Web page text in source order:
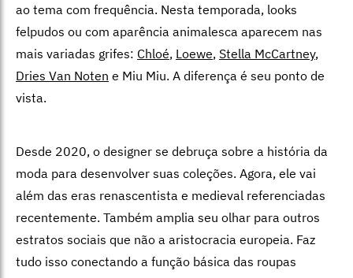
ao tema com frequência. Nesta temporada, looks
felpudos ou com aparência animalesca aparecem nas
mais variadas grifes: Chloé, Loewe, Stella McCartney,
Dries Van Noten e Miu Miu. A diferença é seu ponto de
vista.
Desde 2020, o designer se debruça sobre a história da
moda para desenvolver suas coleções. Agora, ele vai
além das eras renascentista e medieval referenciadas
recentemente. Também amplia seu olhar para outros
estratos sociais que não a aristocracia europeia. Faz
tudo isso conectando a função básica das roupas